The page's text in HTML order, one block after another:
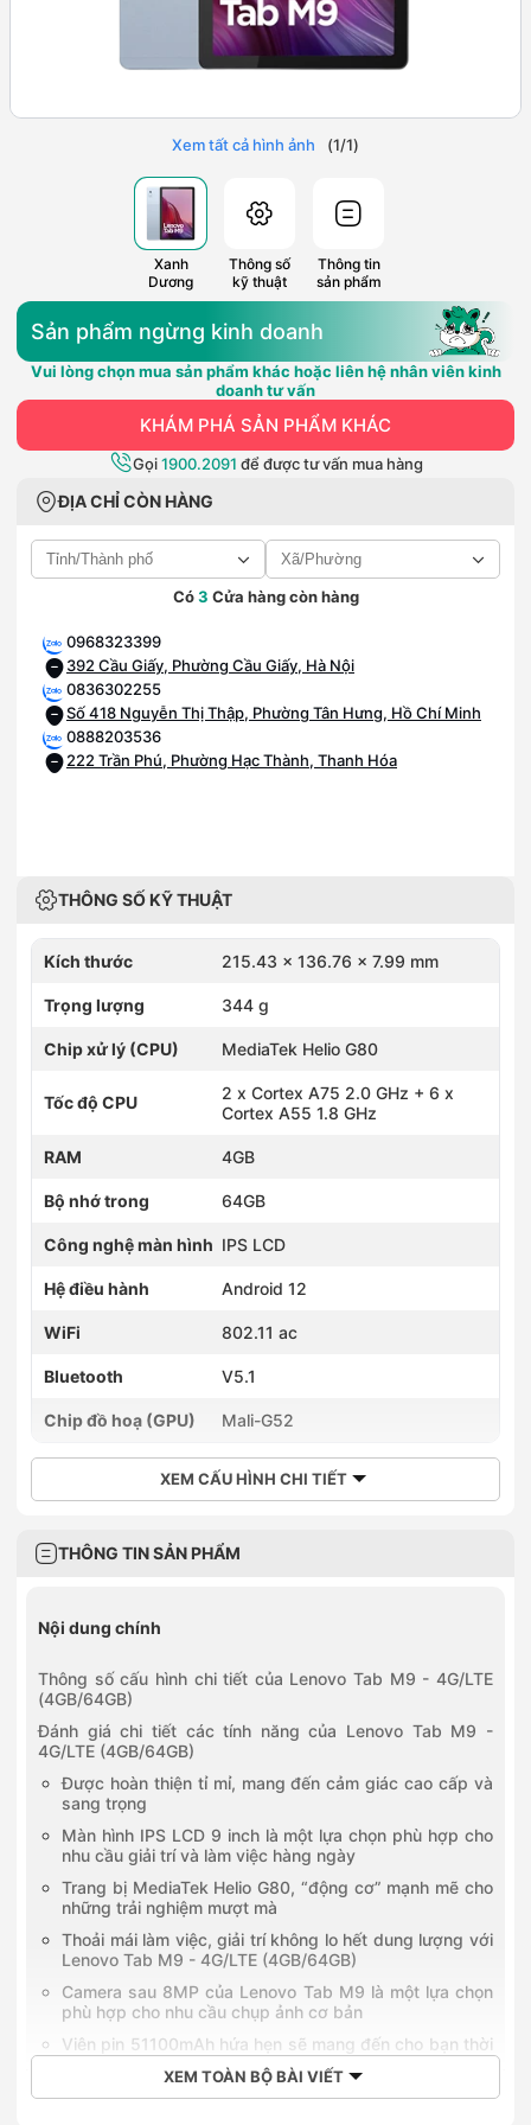
Xem tất cả hình ảnh (1/1)
Xanh
Dương
Thông số
kỹ thuật
Thông tin
sản phẩm
Sản phẩm ngừng kinh doanh
Vui lòng chọn mua sản phẩm khác hoặc liên hệ nhân viên kinh
doanh tư vấn
KHÁM PHÁ SẢN PHẨM KHÁC
Gọi1900.2091 để được tư vấn mua hàng
ĐỊA CHỈ CÒN HÀNG
Có3 Cửa hàng còn hàng
0968323399
392 Cầu Giấy, Phường Cầu Giấy, Hà Nội
0836302255
Số 418 Nguyễn Thị Thập, Phường Tân Hưng, Hồ Chí Minh
0888203536
222 Trần Phú, Phường Hạc Thành, Thanh Hóa
THÔNG SỐ KỸ THUẬT
Kích thước 215.43 x 136.76 x 7.99 mm
Trọng lượng 344 g
Chip xử lý (CPU) MediaTek Helio G80
Tốc độ CPU
2 x Cortex A75 2.0 GHz + 6 x
Cortex A55 1.8 GHz
RAM 4GB
Bộ nhớ trong 64GB
Công nghệ màn hình IPS LCD
Hệ điều hành Android 12
WiFi 802.11 ac
Bluetooth V5.1
Chip đồ hoạ (GPU) Mali-G52
XEM CẤU HÌNH CHI TIẾT
THÔNG TIN SẢN PHẨM
Nội dung chính
Thông số cấu hình chi tiết của Lenovo Tab M9 - 4G/LTE
(4GB/64GB)
Đánh giá chi tiết các tính năng của Lenovo Tab M9 -
4G/LTE (4GB/64GB)
Được hoàn thiện tỉ mỉ, mang đến cảm giác cao cấp và
sang trọng
Màn hình IPS LCD 9 inch là một lựa chọn phù hợp cho
nhu cầu giải trí và làm việc hàng ngày
Trang bị MediaTek Helio G80, “động cơ” mạnh mẽ cho
những trải nghiệm mượt mà
Thoải mái làm việc, giải trí không lo hết dung lượng với
Lenovo Tab M9 - 4G/LTE (4GB/64GB)
Camera sau 8MP của Lenovo Tab M9 là một lựa chọn
phù hợp cho nhu cầu chụp ảnh cơ bản
Viên pin 51100mAh hứa hẹn sẽ mang đến cho bạn thời
gian sử dụng thoải mái trong cả ngày dài
Lenovo Tab M9 là một chiếc máy tính bảng đáng tin
XEM TOÀN BỘ BÀI VIẾT